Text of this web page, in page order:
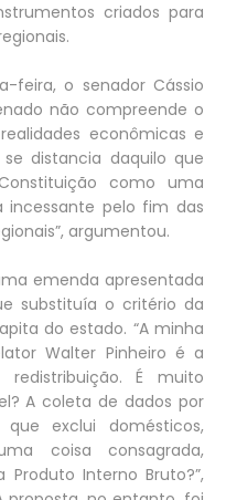
criados para
feira, o senador Cássio
não compreende o
econômicas e
se distancia daquilo que
como uma
incessante pelo fim das
argumentou.
emenda apresentada
substituía o critério da
do estado. “A minha
Walter Pinheiro é a
É muito
A coleta de dados por
exclui domésticos,
coisa consagrada,
Interno Bruto?”,